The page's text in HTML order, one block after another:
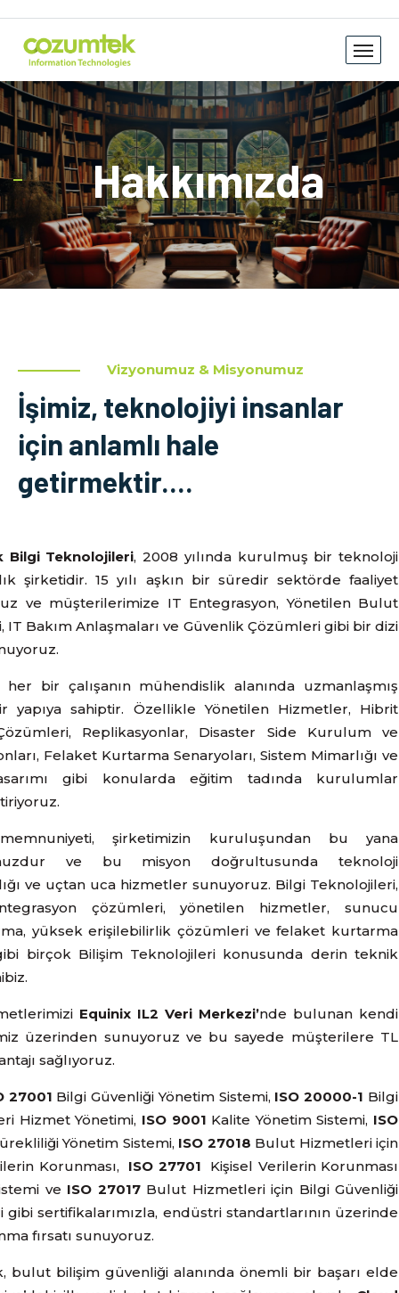
Hakkımızda
Vizyonumuz & Misyonumuz
İşimiz, teknolojiyi insanlar
için anlamlı hale
getirmektir....
Bilgi Teknolojileri, 2008 yılında kurulmuş bir teknoloji
şirketidir. 15 yılı aşkın bir süredir sektörde faaliyet
ve müşterilerimize IT Entegrasyon, Yönetilen Bulut
IT Bakım Anlaşmaları ve Güvenlik Çözümleri gibi bir dizi
her bir çalışanın mühendislik alanında uzmanlaşmış
yapıya sahiptir. Özellikle Yönetilen Hizmetler, Hibrit
Replikasyonlar, Disaster Side Kurulum ve
Felaket Kurtarma Senaryoları, Sistem Mimarlığı ve
gibi konularda eğitim tadında kurulumlar
şirketimizin kuruluşundan bu yana
ve bu misyon doğrultusunda teknoloji
ve uçtan uca hizmetler sunuyoruz. Bilgi Teknolojileri,
çözümleri, yönetilen hizmetler, sunucu
yüksek erişilebilirlik çözümleri ve felaket kurtarma
birçok Bilişim Teknolojileri konusunda derin teknik
Equinix IL2 Veri Merkezi’nde bulunan kendi
üzerinden sunuyoruz ve bu sayede müşterilere TL
sağlıyoruz.
27001 Bilgi Güvenliği Yönetim Sistemi, ISO 20000-1 Bilgi
Hizmet Yönetimi, ISO 9001 Kalite Yönetim Sistemi, ISO
Yönetim Sistemi, ISO 27018 Bulut Hizmetleri için
Korunması, ISO 27701 Kişisel Verilerin Korunması
ve ISO 27017Bulut Hizmetleri için Bilgi Güvenliği
sertifikalarımızla, endüstri standartlarının üzerinde
fırsatı sunuyoruz.
bulut bilişim güvenliği alanında önemli bir başarı elde